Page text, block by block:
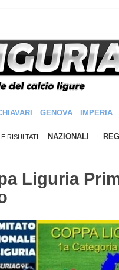
GENOVA IMPERIA
RISULTATI: NAZIONALI
Liguria